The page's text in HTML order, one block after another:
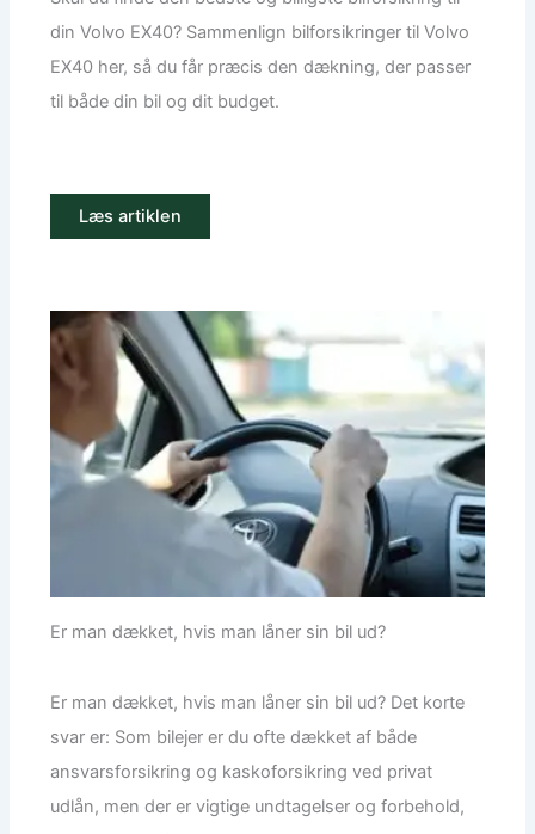
din Volvo EX40? Sammenlign bilforsikringer til Volvo
EX40 her, så du får præcis den dækning, der passer
til både din bil og dit budget.
Læs artiklen
Er man dækket, hvis man låner sin bil ud?
Er man dækket, hvis man låner sin bil ud? Det korte
svar er: Som bilejer er du ofte dækket af både
ansvarsforsikring og kaskoforsikring ved privat
udlån, men der er vigtige undtagelser og forbehold,